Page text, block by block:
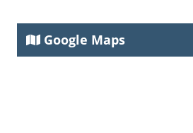
Google Maps